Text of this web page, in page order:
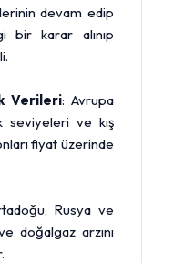
devam edip
bir karar alınıp
Verileri: Avrupa
seviyeleri ve kış
fiyat üzerinde
Rusya ve
doğalgaz arzını